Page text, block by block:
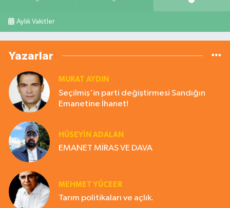
Aylık Vakitler
Yazarlar
MURAT AYDIN
Seçilmiş'in parti değiştirmesi Sandığın
Emanetine İhanet!
HÜSEYIN ADALAN
EMANET MİRAS VE DAVA
MEHMET YÜCEER
Tarım politikaları ve açlık.